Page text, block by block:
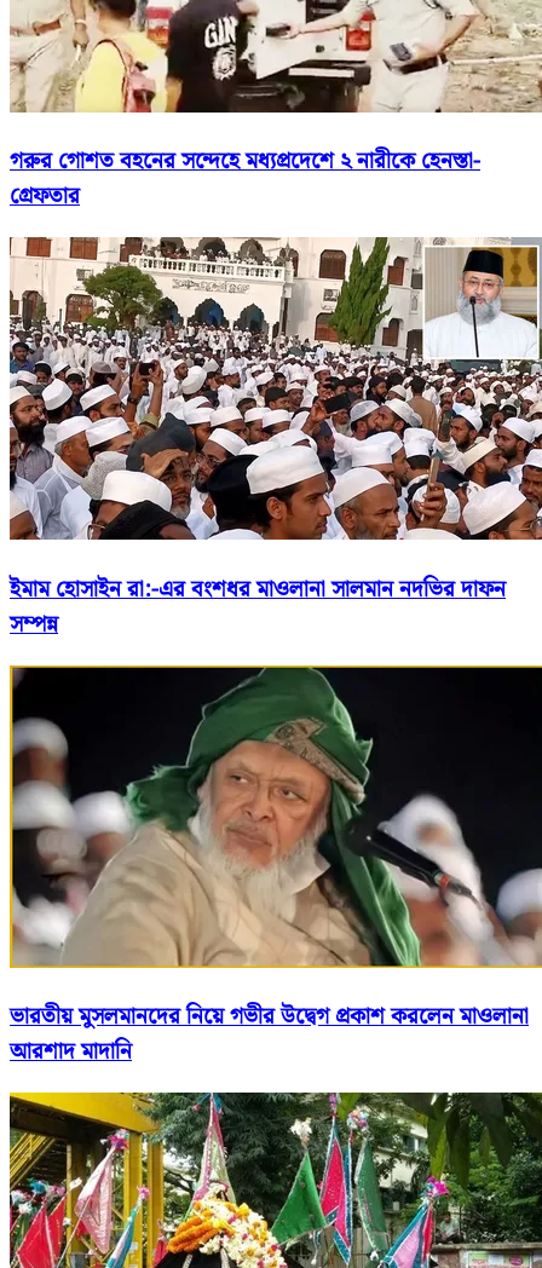
গরুর গোশত বহনের সন্দেহে মধ্যপ্রদেশে ২ নারীকে হেনস্তা-
গ্রেফতার
ইমাম হোসাইন রা:-এর বংশধর মাওলানা সালমান নদভির দাফন
সম্পন্ন
ভারতীয় মুসলমানদের নিয়ে গভীর উদ্বেগ প্রকাশ করলেন মাওলানা
আরশাদ মাদানি